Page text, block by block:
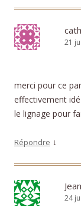
21
merci pour ce
effectivement
le lignage pour
Répondre ↓
24